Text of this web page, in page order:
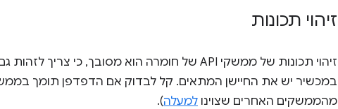
זיהוי תכונות
זיהוי תכונות של ממשקי API של חומרה הוא מסובך, כי צריך לזהות גם אם הדפדפן תומך בממשק הרלוונטי,
במכשיר יש את החיישן המתאים. קל לבדוק אם הדפדפן תומך
מהממשקים האחרים שצוינו למעלה).